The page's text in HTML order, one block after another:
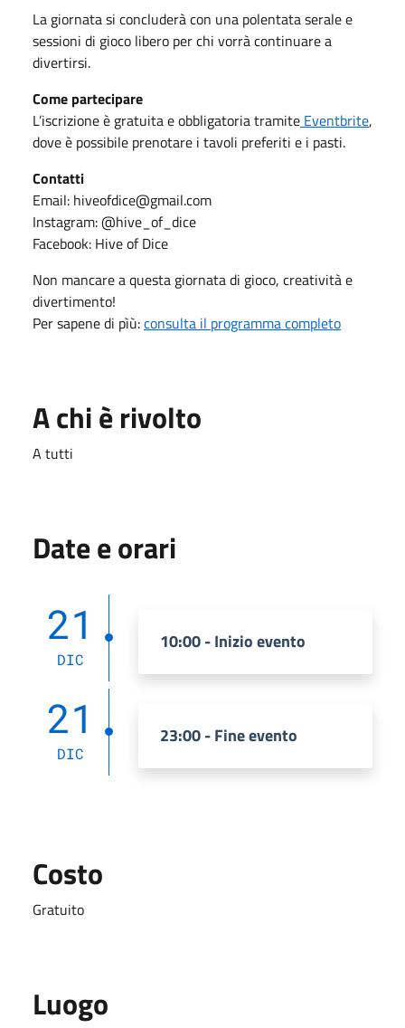
La giornata si concluderà con una polentata serale e
sessioni di gioco libero per chi vorrà continuare a
divertirsi.
Come partecipare
L’iscrizione è gratuita e obbligatoria tramite Eventbrite,
dove è possibile prenotare i tavoli preferiti e i pasti.
Contatti
Email: hiveofdice@gmail.com
Instagram: @hive_of_dice
Facebook: Hive of Dice
Non mancare a questa giornata di gioco, creatività e
divertimento!
Per sapene di pìù:consulta il programma completo
A chi è rivolto
A tutti
Date e orari
21
DIC
10:00 - Inizio evento
21
DIC
23:00 - Fine evento
Costo
Gratuito
Luogo